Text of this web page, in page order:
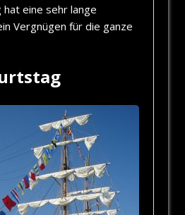
eine sehr lange
Vergnügen für die ganze